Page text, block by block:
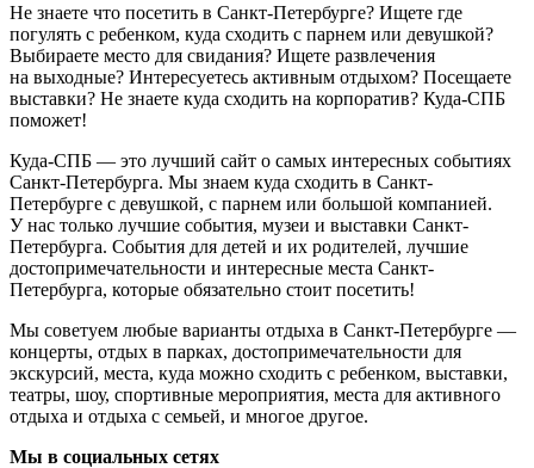
Не знаете что посетить в Санкт-Петербурге? Ищете где
погулять с ребенком, куда сходить с парнем или девушкой?
Выбираете место для свидания? Ищете развлечения
на выходные? Интересуетесь активным отдыхом? Посещаете
выставки? Не знаете куда сходить на корпоратив? Куда-СПБ
поможет!
Куда-СПБ — это лучший сайт о самых интересных событиях
Санкт-Петербурга. Мы знаем куда сходить в Санкт-
Петербурге с девушкой, с парнем или большой компанией.
У нас только лучшие события, музеи и выставки Санкт-
Петербурга. События для детей и их родителей, лучшие
достопримечательности и интересные места Санкт-
Петербурга, которые обязательно стоит посетить!
Мы советуем любые варианты отдыха в Санкт-Петербурге —
концерты, отдых в парках, достопримечательности для
экскурсий, места, куда можно сходить с ребенком, выставки,
театры, шоу, спортивные мероприятия, места для активного
отдыха и отдыха с семьей, и многое другое.
Мы в социальных сетях